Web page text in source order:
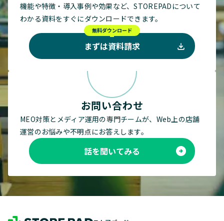
お問い合わせ
MEO対策とメディア運用の専門チームが、Web上の店舗
運営のお悩みや不明点にお答えします。
話を聞いてみる
機能や特徴・導入事例や効果など、STOREPADについて
わかる資料をすぐにダウンロードできます。
無料ダウンロード
まずは資料請求